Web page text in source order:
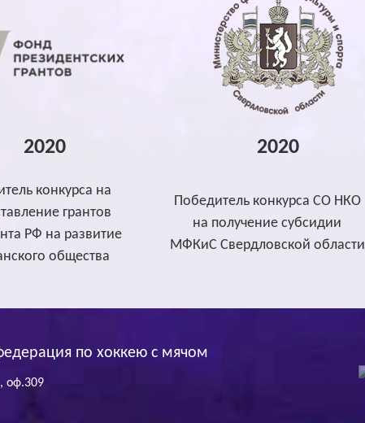
2020 2020
конкурса на
грантов
РФ на развитие
общества
Победитель конкурса СО НКО
на получение субсидии
МФКиС Свердловской области
по хоккею с мячом
оф.309